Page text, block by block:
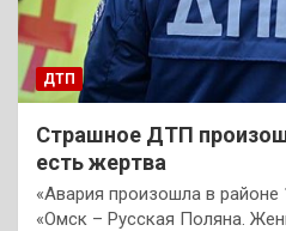
ДТП
Страшное ДТП
есть жертва
«Авария произошла в районе
«Омск – Русская Поляна.